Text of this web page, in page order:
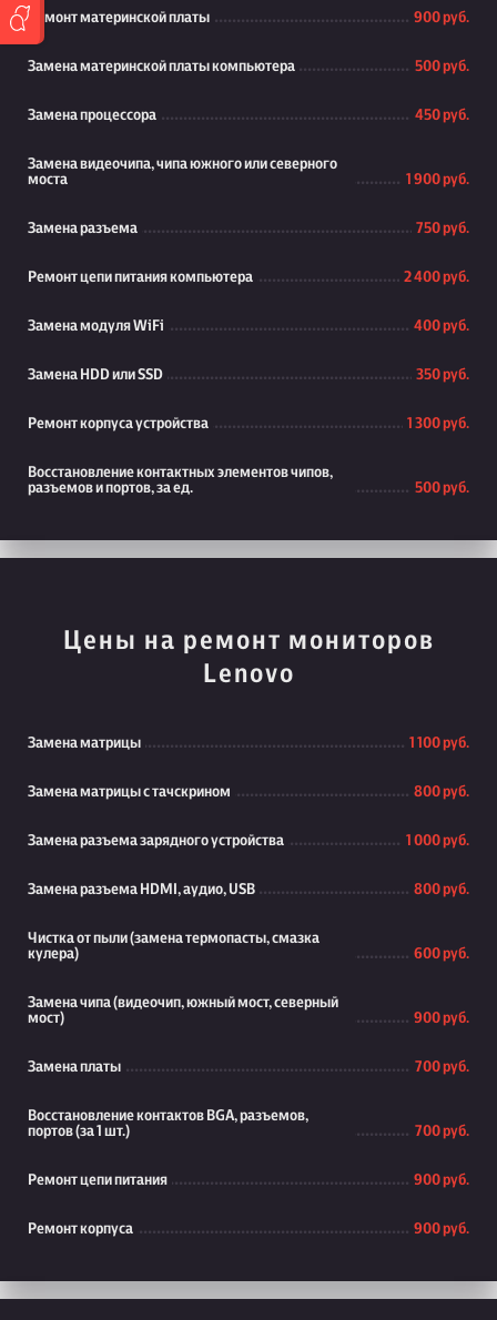
Ремонт материнской платы 900 руб.
Замена материнской платы компьютера 500 руб.
Замена процессора 450 руб.
Замена видеочипа, чипа южного или северного
моста
1 900 руб.
Замена разъема 750 руб.
Ремонт цепи питания компьютера 2 400 руб.
Замена модуля WiFi 400 руб.
Замена HDD или SSD 350 руб.
Ремонт корпуса устройства 1 300 руб.
Восстановление контактных элементов чипов,
разъемов и портов, за ед.
500 руб.
Цены на ремонт мониторов
Lenovo
Замена матрицы 1 100 руб.
Замена матрицы с тачскрином 800 руб.
Замена разъема зарядного устройства 1 000 руб.
Замена разъема HDMI, аудио, USB 800 руб.
Чистка от пыли (замена термопасты, смазка
кулера)
600 руб.
Замена чипа (видеочип, южный мост, северный
мост)
900 руб.
Замена платы 700 руб.
Восстановление контактов BGA, разъемов,
портов (за 1 шт.)
700 руб.
Ремонт цепи питания 900 руб.
Ремонт корпуса 900 руб.